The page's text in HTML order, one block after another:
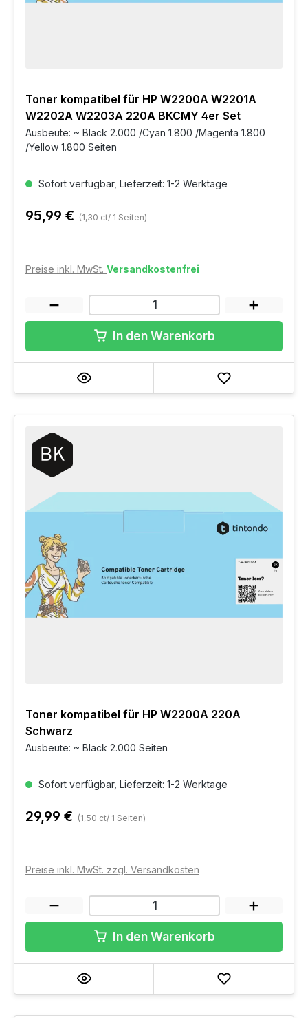
Toner kompatibel für HP W2200A W2201A
W2202A W2203A 220A BKCMY 4er Set
Ausbeute: ~ Black 2.000 /Cyan 1.800 /Magenta 1.800
/Yellow 1.800 Seiten
Sofort verfügbar, Lieferzeit: 1-2 Werktage
95,99 € (1,30 ct/ 1 Seiten)
Preise inkl. MwSt. Versandkostenfrei
In den Warenkorb
Toner kompatibel für HP W2200A 220A
Schwarz
Ausbeute: ~ Black 2.000 Seiten
Sofort verfügbar, Lieferzeit: 1-2 Werktage
29,99 € (1,50 ct/ 1 Seiten)
Preise inkl. MwSt. zzgl. Versandkosten
In den Warenkorb